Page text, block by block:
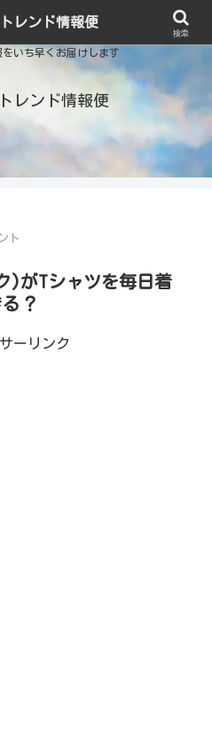
いち早くお届けします
レンド情報便
ト
)がTシャツを毎日着
？
ーリンク
レンド情報便
検索